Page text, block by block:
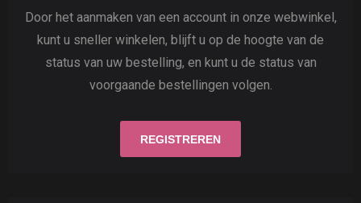
Door het aanmaken van een account in onze webwinkel,
kunt u sneller winkelen, blijft u op de hoogte van de
status van uw bestelling, en kunt u de status van
voorgaande bestellingen volgen.